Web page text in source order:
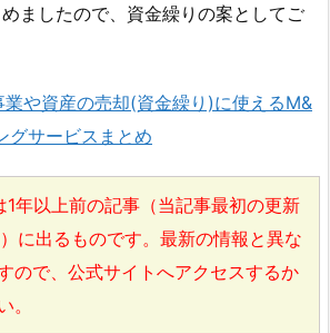
ましたので、資金繰りの案としてご
や資産の売却(資金繰り)に使えるM&
グサービスまとめ
年以上前の記事（当記事最初の更新
に出るものです。最新の情報と異な
ので、公式サイトへアクセスするか
。